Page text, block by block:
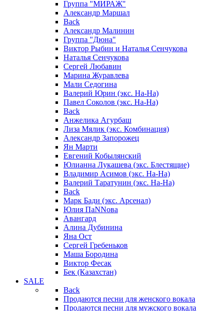
Группа "МИРАЖ"
Александр Маршал
Back
Александр Малинин
Группа "Дюна"
Виктор Рыбин и Наталья Сенчукова
Наталья Сенчукова
Сергей Любавин
Марина Журавлева
Мали Седогина
Валерий Юрин (экс. На-На)
Павел Соколов (экс. На-На)
Back
Анжелика Агурбаш
Лиза Мялик (экс. Комбинация)
Александр Запорожец
Ян Марти
Евгений Кобылянский
Юлианна Лукашева (экс. Блестящие)
Владимир Асимов (экс. На-На)
Валерий Таратунин (экс. На-На)
Back
Марк Бади (экс. Арсенал)
Юлия ПаNNова
Авангард
Алина Дубинина
Яна Ост
Сергей Гребеньков
Маша Бородина
Виктор Фесак
Бек (Казахстан)
SALE
Back
Продаются песни для женского вокала
Продаются песни для мужского вокала